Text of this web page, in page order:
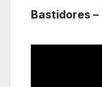
Bastidores